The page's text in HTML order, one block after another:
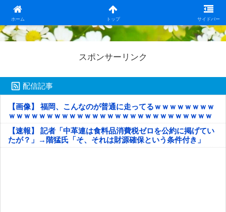
ホーム トップ サイドバー
日本第一！ニュース録
スポンサーリンク
配信記事
【画像】 福岡、こんなのが普通に走ってるｗｗｗｗｗｗｗｗ
ｗｗｗｗｗｗｗｗｗｗｗｗｗｗｗｗｗｗｗｗｗｗｗｗｗｗｗ
ｗｗｗｗｗ
【速報】 記者「中革連は食料品消費税ゼロを公約に掲げてい
たが？」→階猛氏「そ、それは財源確保という条件付き」